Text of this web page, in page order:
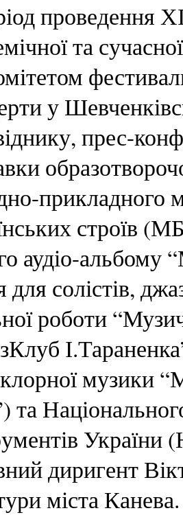
проведення
та
у
прес-
прикладного
строїв
аудіо-альбому
для солістів,
роботи
музики
та
диригент
міста Канева.